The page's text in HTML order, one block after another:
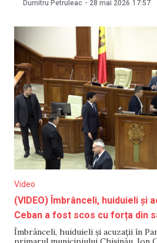
Dumitru Petruleac - 28 mai 2026 17:57
Video
(VIDEO) Îmbrânceli, huiduieli și
Ceban a fost scos cu forța din
Îmbrânceli, huiduieli și acuzații în